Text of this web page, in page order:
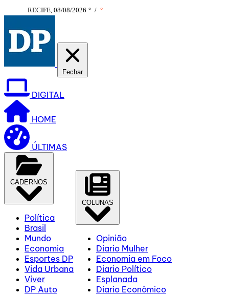
RECIFE, 08/08/2026 ° / °
Fechar
DIGITAL
HOME
ÚLTIMAS
CADERNOS
Política
Brasil
Mundo
Economia
Esportes DP
Vida Urbana
Viver
DP Auto
COLUNAS
Opinião
Diario Mulher
Economia em Foco
Diario Político
Esplanada
Diario Econômico